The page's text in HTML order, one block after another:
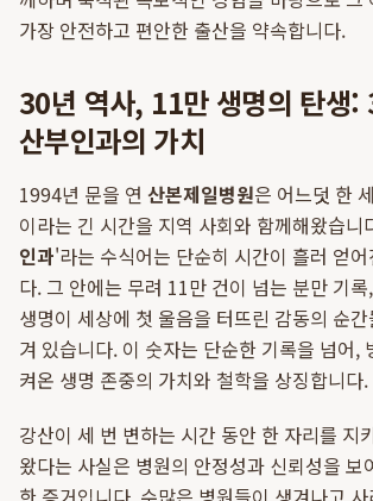
가장 안전하고 편안한 출산을 약속합니다.
30년 역사, 11만 생명의 탄생:
산부인과의 가치
1994년 문을 연 산본제일병원은 어느덧 한
이라는 긴 시간을 지역 사회와 함께해왔습니
인과'라는 수식어는 단순히 시간이 흘러 얻
다. 그 안에는 무려 11만 건이 넘는 분만 기
생명이 세상에 첫 울음을 터뜨린 감동의 순
겨 있습니다. 이 숫자는 단순한 기록을 넘어,
켜온 생명 존중의 가치와 철학을 상징합니다.
강산이 세 번 변하는 시간 동안 한 자리를 지
왔다는 사실은 병원의 안정성과 신뢰성을 보